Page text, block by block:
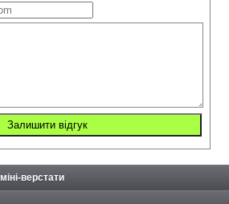
верстати